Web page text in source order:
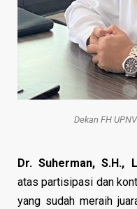
Dekan FH
Dr. Suherman, S.H.,
atas partisipasi dan
yang sudah meraih